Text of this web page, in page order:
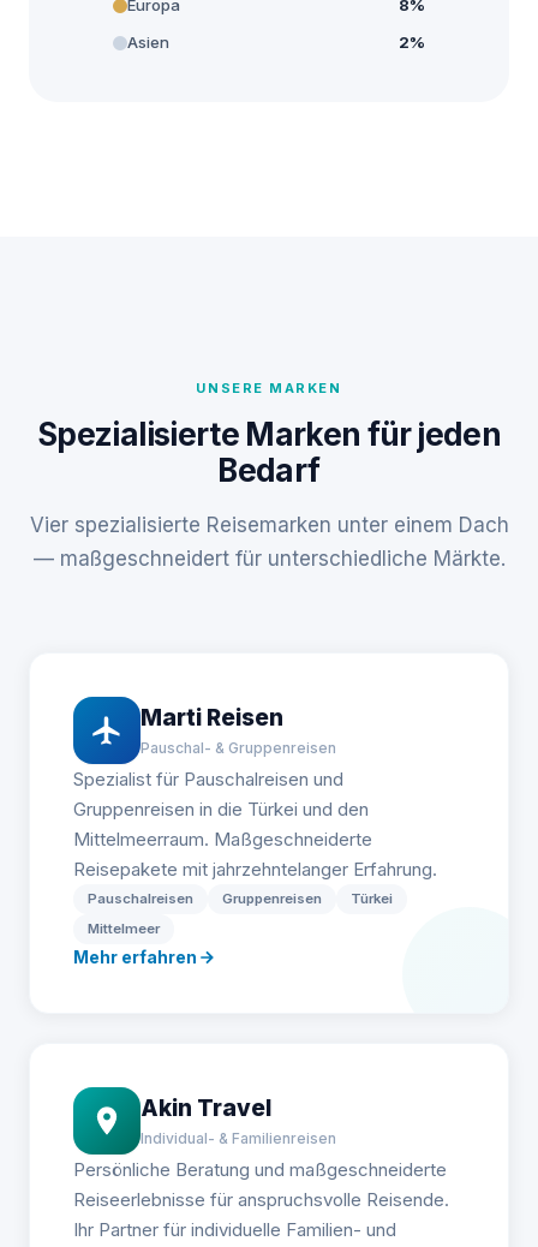
Europa
8%
Asien
2%
UNSERE MARKEN
Spezialisierte Marken für jeden
Bedarf
Vier spezialisierte Reisemarken unter einem Dach
— maßgeschneidert für unterschiedliche Märkte.
Marti Reisen
Pauschal- & Gruppenreisen
Spezialist für Pauschalreisen und
Gruppenreisen in die Türkei und den
Mittelmeerraum. Maßgeschneiderte
Reisepakete mit jahrzehntelanger Erfahrung.
Pauschalreisen Gruppenreisen
Türkei
Mittelmeer
Mehr erfahren
Akin Travel
Individual- & Familienreisen
Persönliche Beratung und maßgeschneiderte
Reiseerlebnisse für anspruchsvolle Reisende.
Ihr Partner für individuelle Familien- und